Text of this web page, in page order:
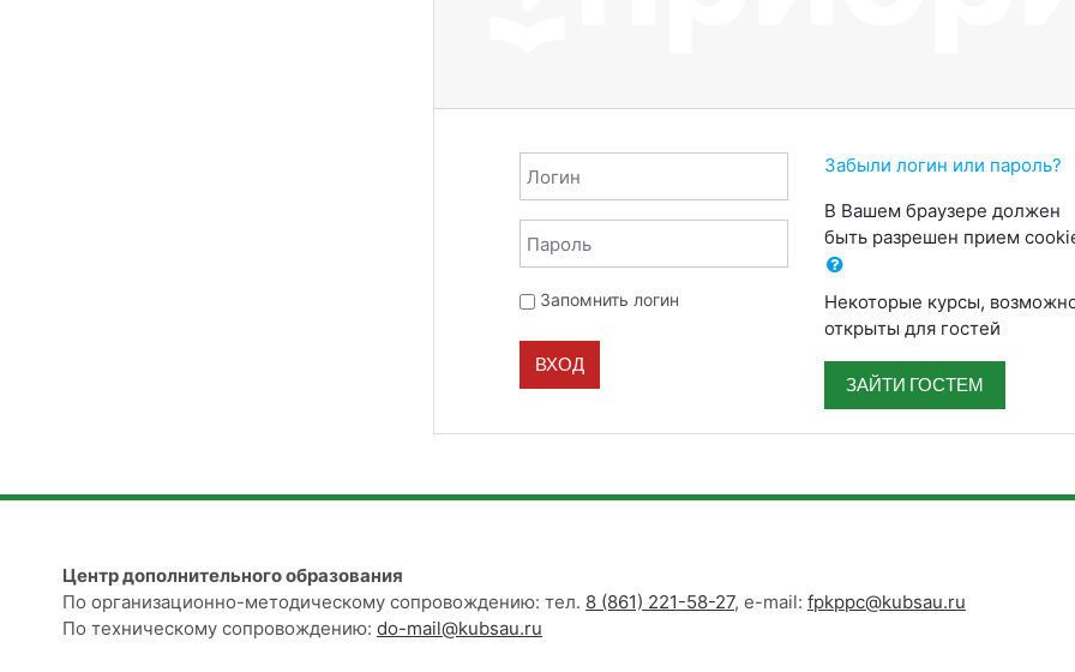
Логин
Пароль
Запомнить логин
ВХОД
Забыли логин или пароль?
В Вашем браузере должен
быть разрешен прием
Некоторые курсы,
открыты для гостей
ЗАЙТИ ГОСТЕМ
Центр дополнительного образования
По организационно-методическому сопровождению: тел. 8 (861) 221-58-27, e-mail: fpkppc@kubsau.ru
По техническому сопровождению: do-mail@kubsau.ru